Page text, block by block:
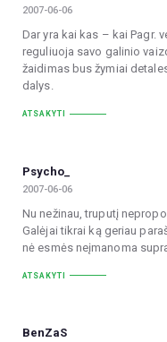
2007-06-06
Dar yra kai kas – kai Pagr.
reguliuoja savo galinio
žaidimas bus žymiai
dalys.
ATSAKYTI
Psycho_
2007-06-06
Nu nežinau, truputį
Galėjai tikrai ką geriau
nė esmės neįmanoma
ATSAKYTI
BenZaS